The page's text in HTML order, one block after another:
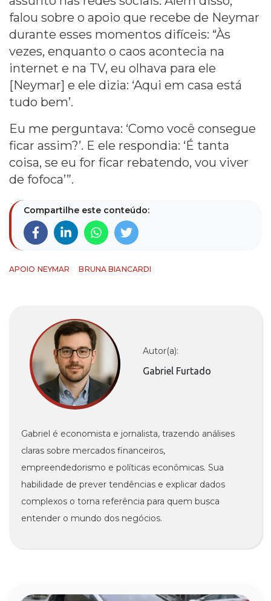
falou sobre o apoio que recebe de Neymar
durante esses momentos difíceis: “Às
vezes, enquanto o caos acontecia na
internet e na TV, eu olhava para ele
[Neymar] e ele dizia: ‘Aqui em casa está
tudo bem’.
Eu me perguntava: ‘Como você consegue
ficar assim?’. E ele respondia: ‘É tanta
coisa, se eu for ficar rebatendo, vou viver
de fofoca’”.
Compartilhe este conteúdo:
APOIO NEYMAR BRUNA BIANCARDI
Autor(a):
Gabriel Furtado
Gabriel é economista e jornalista, trazendo análises
claras sobre mercados financeiros,
empreendedorismo e políticas econômicas. Sua
habilidade de prever tendências e explicar dados
complexos o torna referência para quem busca
entender o mundo dos negócios.